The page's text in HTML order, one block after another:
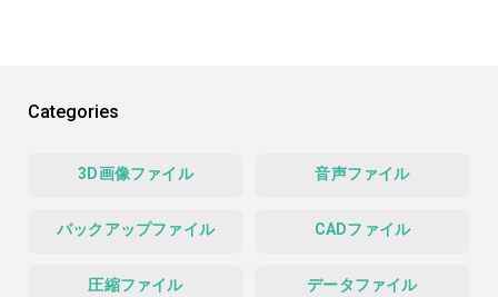
Categories
3D画像ファイル 音声ファイル
バックアップファイル CADファイル
圧縮ファイル データファイル